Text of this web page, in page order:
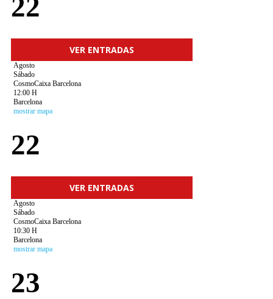
22
VER ENTRADAS
Agosto
Sábado
CosmoCaixa Barcelona
12:00 H
Barcelona
mostrar mapa
22
VER ENTRADAS
Agosto
Sábado
CosmoCaixa Barcelona
10:30 H
Barcelona
mostrar mapa
23